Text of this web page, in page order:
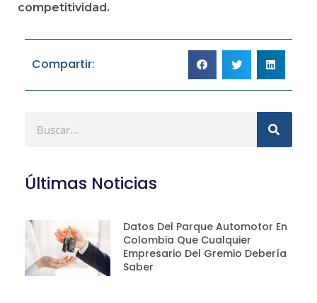
competitividad.
Compartir:
Últimas Noticias
Datos Del Parque Automotor En
Colombia Que Cualquier
Empresario Del Gremio Debería
Saber